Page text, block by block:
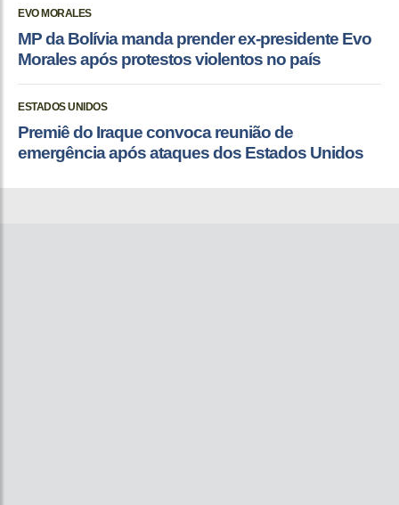
EVO MORALES
MP da Bolívia manda prender ex-presidente Evo
Morales após protestos violentos no país
ESTADOS UNIDOS
Premiê do Iraque convoca reunião de
emergência após ataques dos Estados Unidos